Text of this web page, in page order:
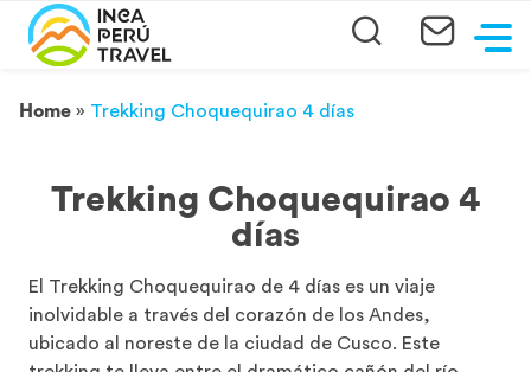
Home » Trekking Choquequirao 4 días
Trekking Choquequirao 4
días
El Trekking Choquequirao de 4 días es un viaje
inolvidable a través del corazón de los Andes,
ubicado al noreste de la ciudad de Cusco. Este